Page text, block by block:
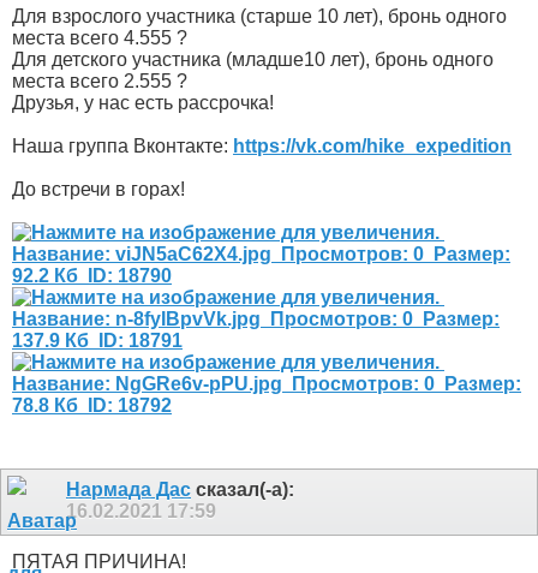
Для взрослого участника (старше 10 лет), бронь одного
места всего 4.555 ?
Для детского участника (младше10 лет), бронь одного
места всего 2.555 ?
Друзья, у нас есть рассрочка!
Наша группа Вконтакте: https://vk.com/hike_expedition
До встречи в горах!
Нармада Дас сказал(-а):
16.02.2021 17:59
ПЯТАЯ ПРИЧИНА!